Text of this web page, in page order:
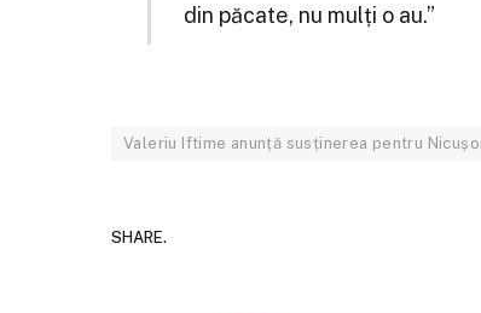
din păcate, nu mulți o au.”
Valeriu Iftime anunță susținerea pentru
SHARE.